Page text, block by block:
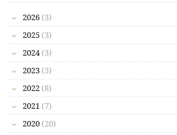
2026 (3)
2025 (3)
2024 (3)
2023 (3)
2022 (8)
2021 (7)
2020 (20)